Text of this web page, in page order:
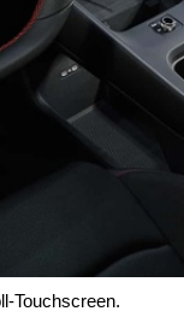
Touchscreen.